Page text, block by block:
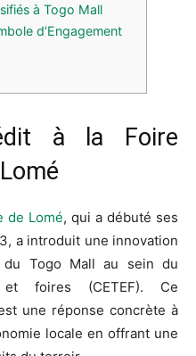
à Togo Mall
d’Engagement
à la Foire
de Lomé, qui a débuté ses
a introduit une innovation
du Togo Mall au sein du
foires (CETEF). Ce
une réponse concrète à
locale en offrant une